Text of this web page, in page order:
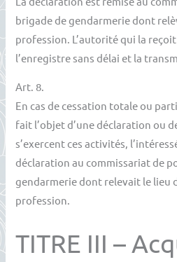
brigade de gendarmerie dont
profession. L’autorité qui la
l’enregistre sans délai et la
Art. 8.
En cas de cessation totale ou
fait l’objet d’une déclaration ou
s’exercent ces activités,
déclaration au commissariat de
gendarmerie dont relevait le lieu
profession.
TITRE III –